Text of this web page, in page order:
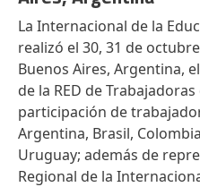
La Internacional de la
realizó el 30, 31 de
Buenos Aires, Argentina,
de la RED de
participación de
Argentina, Brasil,
Uruguay; además de
Regional de la